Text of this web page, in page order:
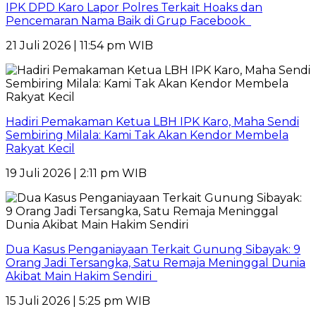
IPK DPD Karo Lapor Polres Terkait Hoaks dan
Pencemaran Nama Baik di Grup Facebook
21 Juli 2026 | 11:54 pm WIB
Hadiri Pemakaman Ketua LBH IPK Karo, Maha Sendi
Sembiring Milala: Kami Tak Akan Kendor Membela
Rakyat Kecil
19 Juli 2026 | 2:11 pm WIB
Dua Kasus Penganiayaan Terkait Gunung Sibayak: 9
Orang Jadi Tersangka, Satu Remaja Meninggal Dunia
Akibat Main Hakim Sendiri
15 Juli 2026 | 5:25 pm WIB